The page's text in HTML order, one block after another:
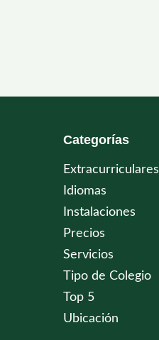
Categorías
Extracurriculares
Idiomas
Instalaciones
Precios
Servicios
Tipo de Colegio
Top 5
Ubicación